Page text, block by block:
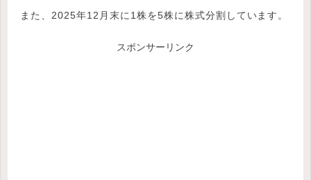
また、2025年12月末に1株を5株に株式分割しています。
スポンサーリンク